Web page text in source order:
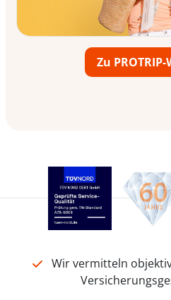
Zu PROTRIP-
Wir vermitteln